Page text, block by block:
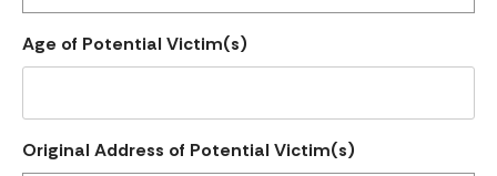
Age of Potential Victim(s)
Original Address of Potential Victim(s)